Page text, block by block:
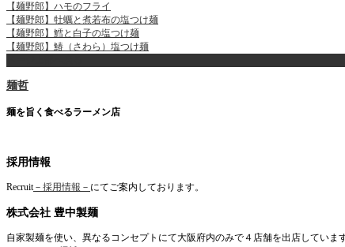
【麺野郎】ハモのフライ
【麺野郎】牡蠣と煮若布の塩つけ麺
【麺野郎】鱈と白子の塩つけ麺
【麺野郎】鰆（さわら）塩つけ麺
麺哲
麺を旨く食べるラーメン店
採用情報
Recruit－採用情報－ にてご案内しております。
株式会社 豊中製麺
自家製麺を使い、異なるコンセプトにて大阪府内のみで４店舗を出店してい